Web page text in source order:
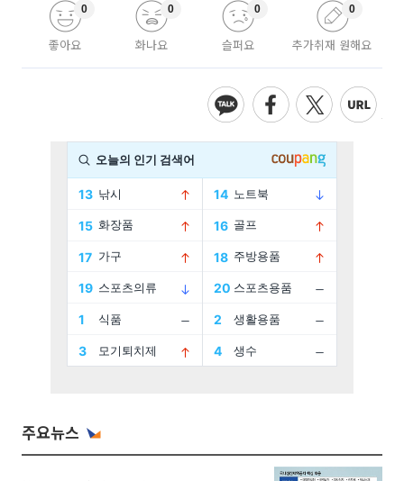
좋아요
0
화나요
0
슬퍼요
0
추가취재 원해요
0
주요뉴스